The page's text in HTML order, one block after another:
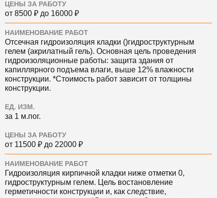
ЦЕНЫ ЗА РАБОТУ
от 8500 ₽ до 16000 ₽
НАИМЕНОВАНИЕ РАБОТ
Отсечная гидроизоляция кладки ()гидроструктурным
гелем (акрилатный гель). Основная цель проведения
гидроизоляционные работы: защита здания от
капиллярного подъема влаги, выше 12% влажности
конструкции. *Стоимость работ зависит от толщины
конструкции.
ЕД. ИЗМ.
за 1 м.пог.
ЦЕНЫ ЗА РАБОТУ
от 11500 ₽ до 22000 ₽
НАИМЕНОВАНИЕ РАБОТ
Гидроизоляция кирпичной кладки ниже отметки 0,
гидроструктурным гелем. Цель востановление
герметичности конструкции и, как следствие,